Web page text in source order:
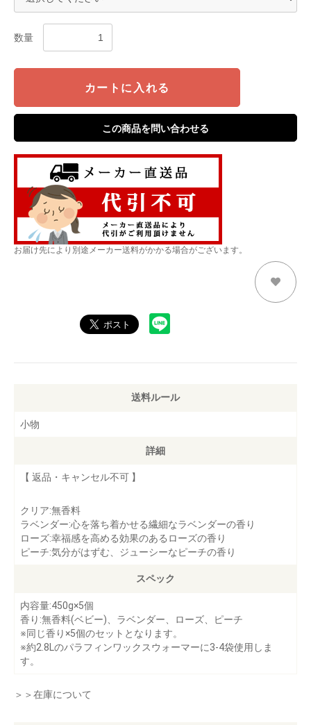
数量
カートに入れる
この商品を問い合わせる
お届け先により別途メーカー送料がかかる場合がございます。
送料ルール
小物
詳細
【 返品・キャンセル不可 】
クリア:無香料
ラベンダー:心を落ち着かせる繊細なラベンダーの香り
ローズ:幸福感を高める効果のあるローズの香り
ピーチ:気分がはずむ、ジューシーなピーチの香り
スペック
内容量:450g×5個
香り:無香料(ベビー)、ラベンダー、ローズ、ピーチ
※同じ香り×5個のセットとなります。
※約2.8Lのパラフィンワックスウォーマーに3-4袋使用しま
す。
＞＞在庫について